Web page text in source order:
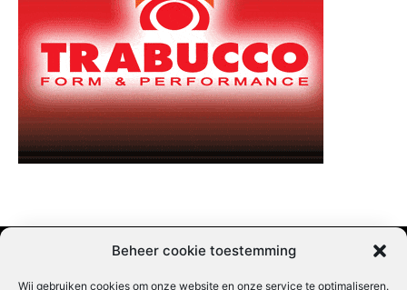
Beheer cookie toestemming
Wij gebruiken cookies om onze website en onze service te optimaliseren.